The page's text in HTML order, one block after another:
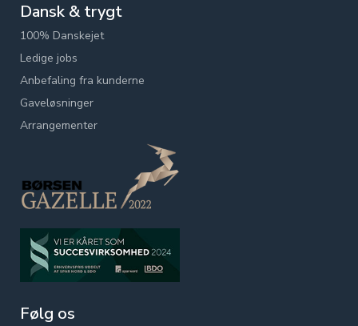
Dansk & trygt
100% Danskejet
Ledige jobs
Anbefaling fra kunderne
Gaveløsninger
Arrangementer
Følg os